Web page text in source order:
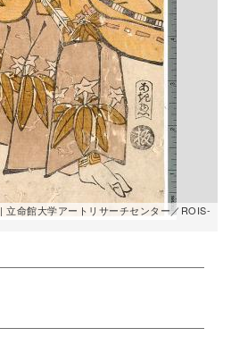
| 立命館大学アートリサーチセンター／ROIS-